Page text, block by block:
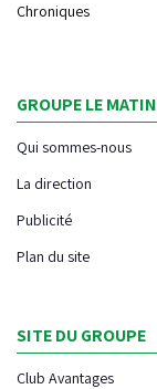
Chroniques
GROUPE LE MATIN
Qui sommes-nous
La direction
Publicité
Plan du site
SITE DU GROUPE
Club Avantages